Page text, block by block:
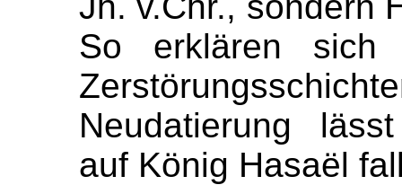
So erklären sich
Neudatierung
auf König Hasaël